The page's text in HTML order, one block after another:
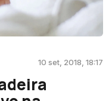
10 set, 2018, 18:17